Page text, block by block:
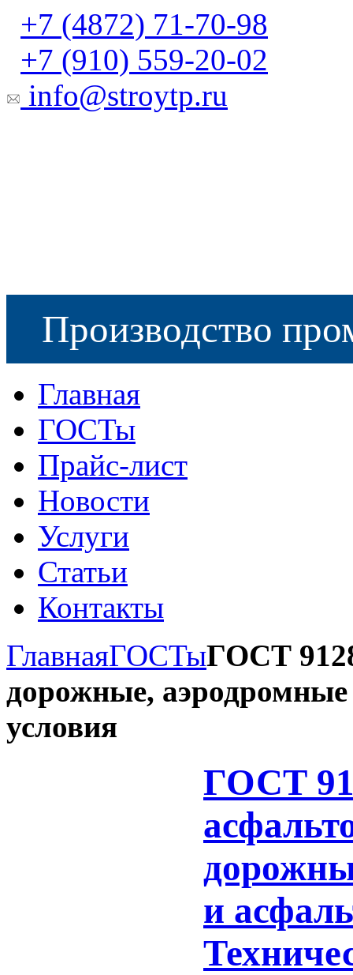
+7 (4872) 71-70-98
+7 (910) 559-20-02
info@stroytp.ru
Производство
Главная
ГОСТы
Прайс-лист
Новости
Услуги
Статьи
Контакты
ГлавнаяГОСТыГОСТ
дорожные, аэродромные
условия
ГОСТ
и